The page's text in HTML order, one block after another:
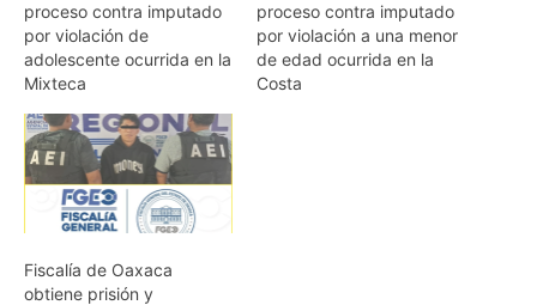
proceso contra imputado
por violación de
adolescente ocurrida en la
Mixteca
proceso contra imputado
por violación a una menor
de edad ocurrida en la
Costa
Fiscalía de Oaxaca
obtiene prisión y